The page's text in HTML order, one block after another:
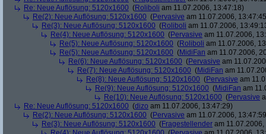
Re: Neue Auflösung: 5120x1600 (Roliboli am 11.07.2006, 13:47:18)
Re(2): Neue Auflösung: 5120x1600 (Pervasive am 11.07.2006,
Re(3): Neue Auflösung: 5120x1600 (Roliboli am 11.07.2006,
Re(4): Neue Auflösung: 5120x1600 (Pervasive am 11.07.2006,
Re(5): Neue Auflösung: 5120x1600 (Roliboli am 11.07.2006,
Re(5): Neue Auflösung: 5120x1600 (MidiFan am 11.07.2006,
Re(6): Neue Auflösung: 5120x1600 (Pervasive am
Re(7): Neue Auflösung: 5120x1600 (MidiFan am
Re(8): Neue Auflösung: 5120x1600 (Pervasive am
Re(9): Neue Auflösung: 5120x1600 (MidiFan am
Re(10): Neue Auflösung: 5120x1600 (Pervasive
Re: Neue Auflösung: 5120x1600 (dizo am 11.07.2006, 13:47:29)
Re(2): Neue Auflösung: 5120x1600 (Pervasive am 11.07.2006,
Re(3): Neue Auflösung: 5120x1600 (Fragestellender am